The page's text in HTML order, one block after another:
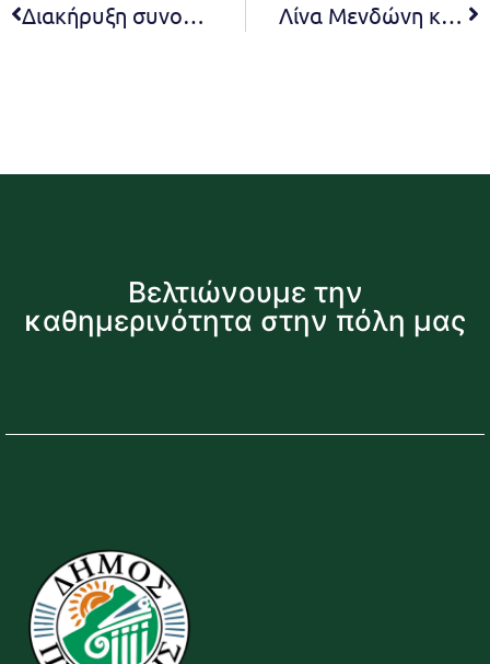
Διακήρυξη συνοπτικού διαγωνισμού με τίτλο «ΜΕΛΕΤΗ ΑΣΤΙΚΗΣ ΑΝΑΠΛΑΣΗΣ ΠΕΡΙΟΧΩΝ ΜΕΛΙΣΣΙΩΝ, ΝΕΑΣ ΠΕΝΤΕΛΗΣ & ΠΕΝΤΕΛΗΣ» Λίνα Μενδώνη και Γιώργος Αμυράς επισκέφθηκαν το Αρχαίο Λατομείο, μετά από πρόσκληση της Δημάρχου Δήμητρας Κεχαγιά για το συντονισμό του σχεδίου ανάδειξης του πολιτιστικού πλούτου του Πεντελικού. Δήμητρα Κεχαγιά: Συνεργαζόμαστε αποτελεσματικά με τα αρμόδια Υπουργεία για να αναδείξουμε τα πολιτιστικά και περιβαλλοντικά στοιχεία του Πεντελικού
Βελτιώνουμε την
καθημερινότητα στην πόλη μας